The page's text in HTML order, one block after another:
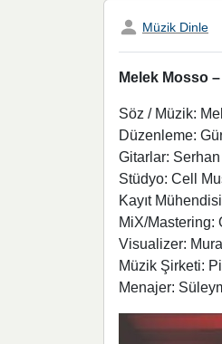
Müzik Dinle
Melek Mosso
Söz / Müzik:
Düzenleme:
Gitarlar: Serhan
Stüdyo: Cell
Kayıt
MiX/Mastering:
Visualizer:
Müzik Şirketi:
Menajer: